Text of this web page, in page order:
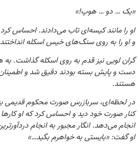
«یک … دو … هوپ!»
او را مانند کیسه‌ای تاب می‌دادند. احساس
و او را به روی سنگ‌های خیس اسکله
گران لویی نیز قدم به روی اسکله گذاشت. به
دست و پایش بسته بودند دقیق شد و
هستند.
در لحظه‌ای، سربازرس صورت محکوم قدیمی به
کنار صورت خود دید و احساس کرد که او کارها
انجام می‌دهد. انگار مجبور به انجام
او گفت: «بایستی به خواهرم بگید…»